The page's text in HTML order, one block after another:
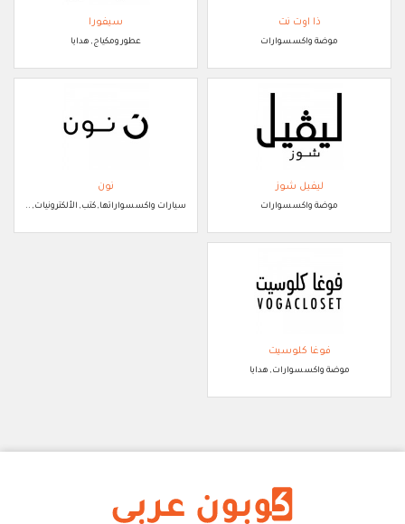
ذا اوت نت
موضة واكسسوارات
سيفورا
عطور ومكياج, هدايا
ليفيل شوز
موضة واكسسوارات
نون
سيارات واكسسواراتها, كتب, الألكترونيات, ..
فوغا كلوسيت
موضة واكسسوارات, هدايا